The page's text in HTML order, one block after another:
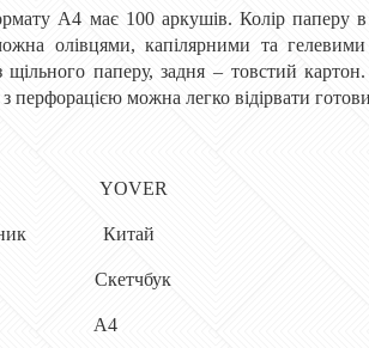
А4 має 100 аркушів. Колір паперу в
олівцями, капілярними та
щільного паперу, задня – товстий
перфорацією можна легко відірвати
YOVER
Китай
Скетчбук
А4